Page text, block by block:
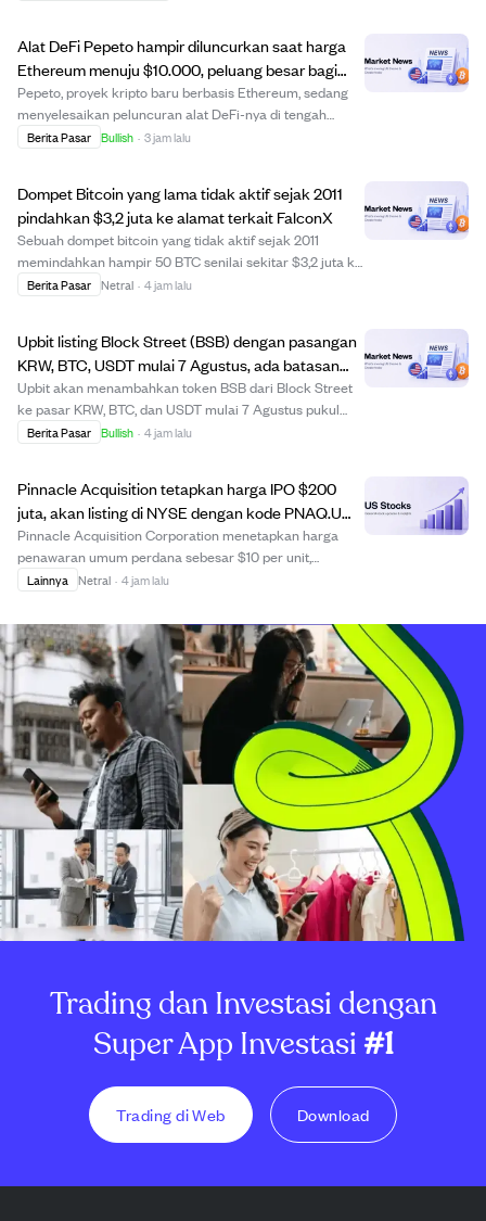
Alat DeFi Pepeto hampir diluncurkan saat harga
Ethereum menuju $10.000, peluang besar bagi
investor awal.
Pepeto, proyek kripto baru berbasis Ethereum, sedang
menyelesaikan peluncuran alat DeFi-nya di tengah
prediksi harga Ethereum yang bullish hingga $10.000
Berita Pasar Bullish · 3 jam lalu
Dompet Bitcoin yang lama tidak aktif sejak 2011
pindahkan $3,2 juta ke alamat terkait FalconX
Sebuah dompet bitcoin yang tidak aktif sejak 2011
memindahkan hampir 50 BTC senilai sekitar $3,2 juta ke
alamat SegWit yang terkait dengan broker kripto
Berita Pasar Netral · 4 jam lalu
Upbit listing Block Street (BSB) dengan pasangan
KRW, BTC, USDT mulai 7 Agustus, ada batasan
perdagangan awal.
Upbit akan menambahkan token BSB dari Block Street
ke pasar KRW, BTC, dan USDT mulai 7 Agustus pukul
15:00 KST, dengan dukungan deposit dan penarikan awal
Berita Pasar Bullish · 4 jam lalu
Pinnacle Acquisition tetapkan harga IPO $200
juta, akan listing di NYSE dengan kode PNAQ.U
mulai 7 Agustus 2026
Pinnacle Acquisition Corporation menetapkan harga
penawaran umum perdana sebesar $10 per unit,
mengumpulkan dana $200 juta dari 20 juta unit yang
Kelas A dan hak untuk menerima saham tambahan
sete...
Lainnya Netral · 4 jam lalu
Trading dan Investasi dengan
Super App Investasi#1
Trading di Web Download